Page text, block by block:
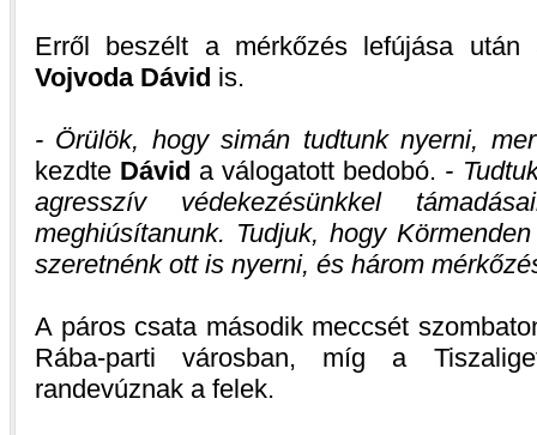
Erről beszélt a mérkőzés lefújása után
Vojvoda Dávid is.
- Örülök, hogy simán tudtunk nyerni,
kezdte Dávid a válogatott bedobó. -
agresszív védekezésünkkel
meghiúsítanunk. Tudjuk, hogy
szeretnénk ott is nyerni, és három
A páros csata második meccsét
Rába-parti városban, míg a
randevúznak a felek.